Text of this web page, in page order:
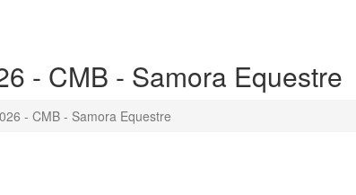
- CMB - Samora Equestre
- CMB - Samora Equestre